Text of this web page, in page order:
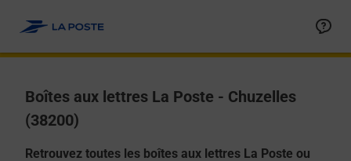
Boîtes aux lettres La Poste - Chuzelles
(38200)
Retrouvez toutes les boîtes aux lettres La Poste ou